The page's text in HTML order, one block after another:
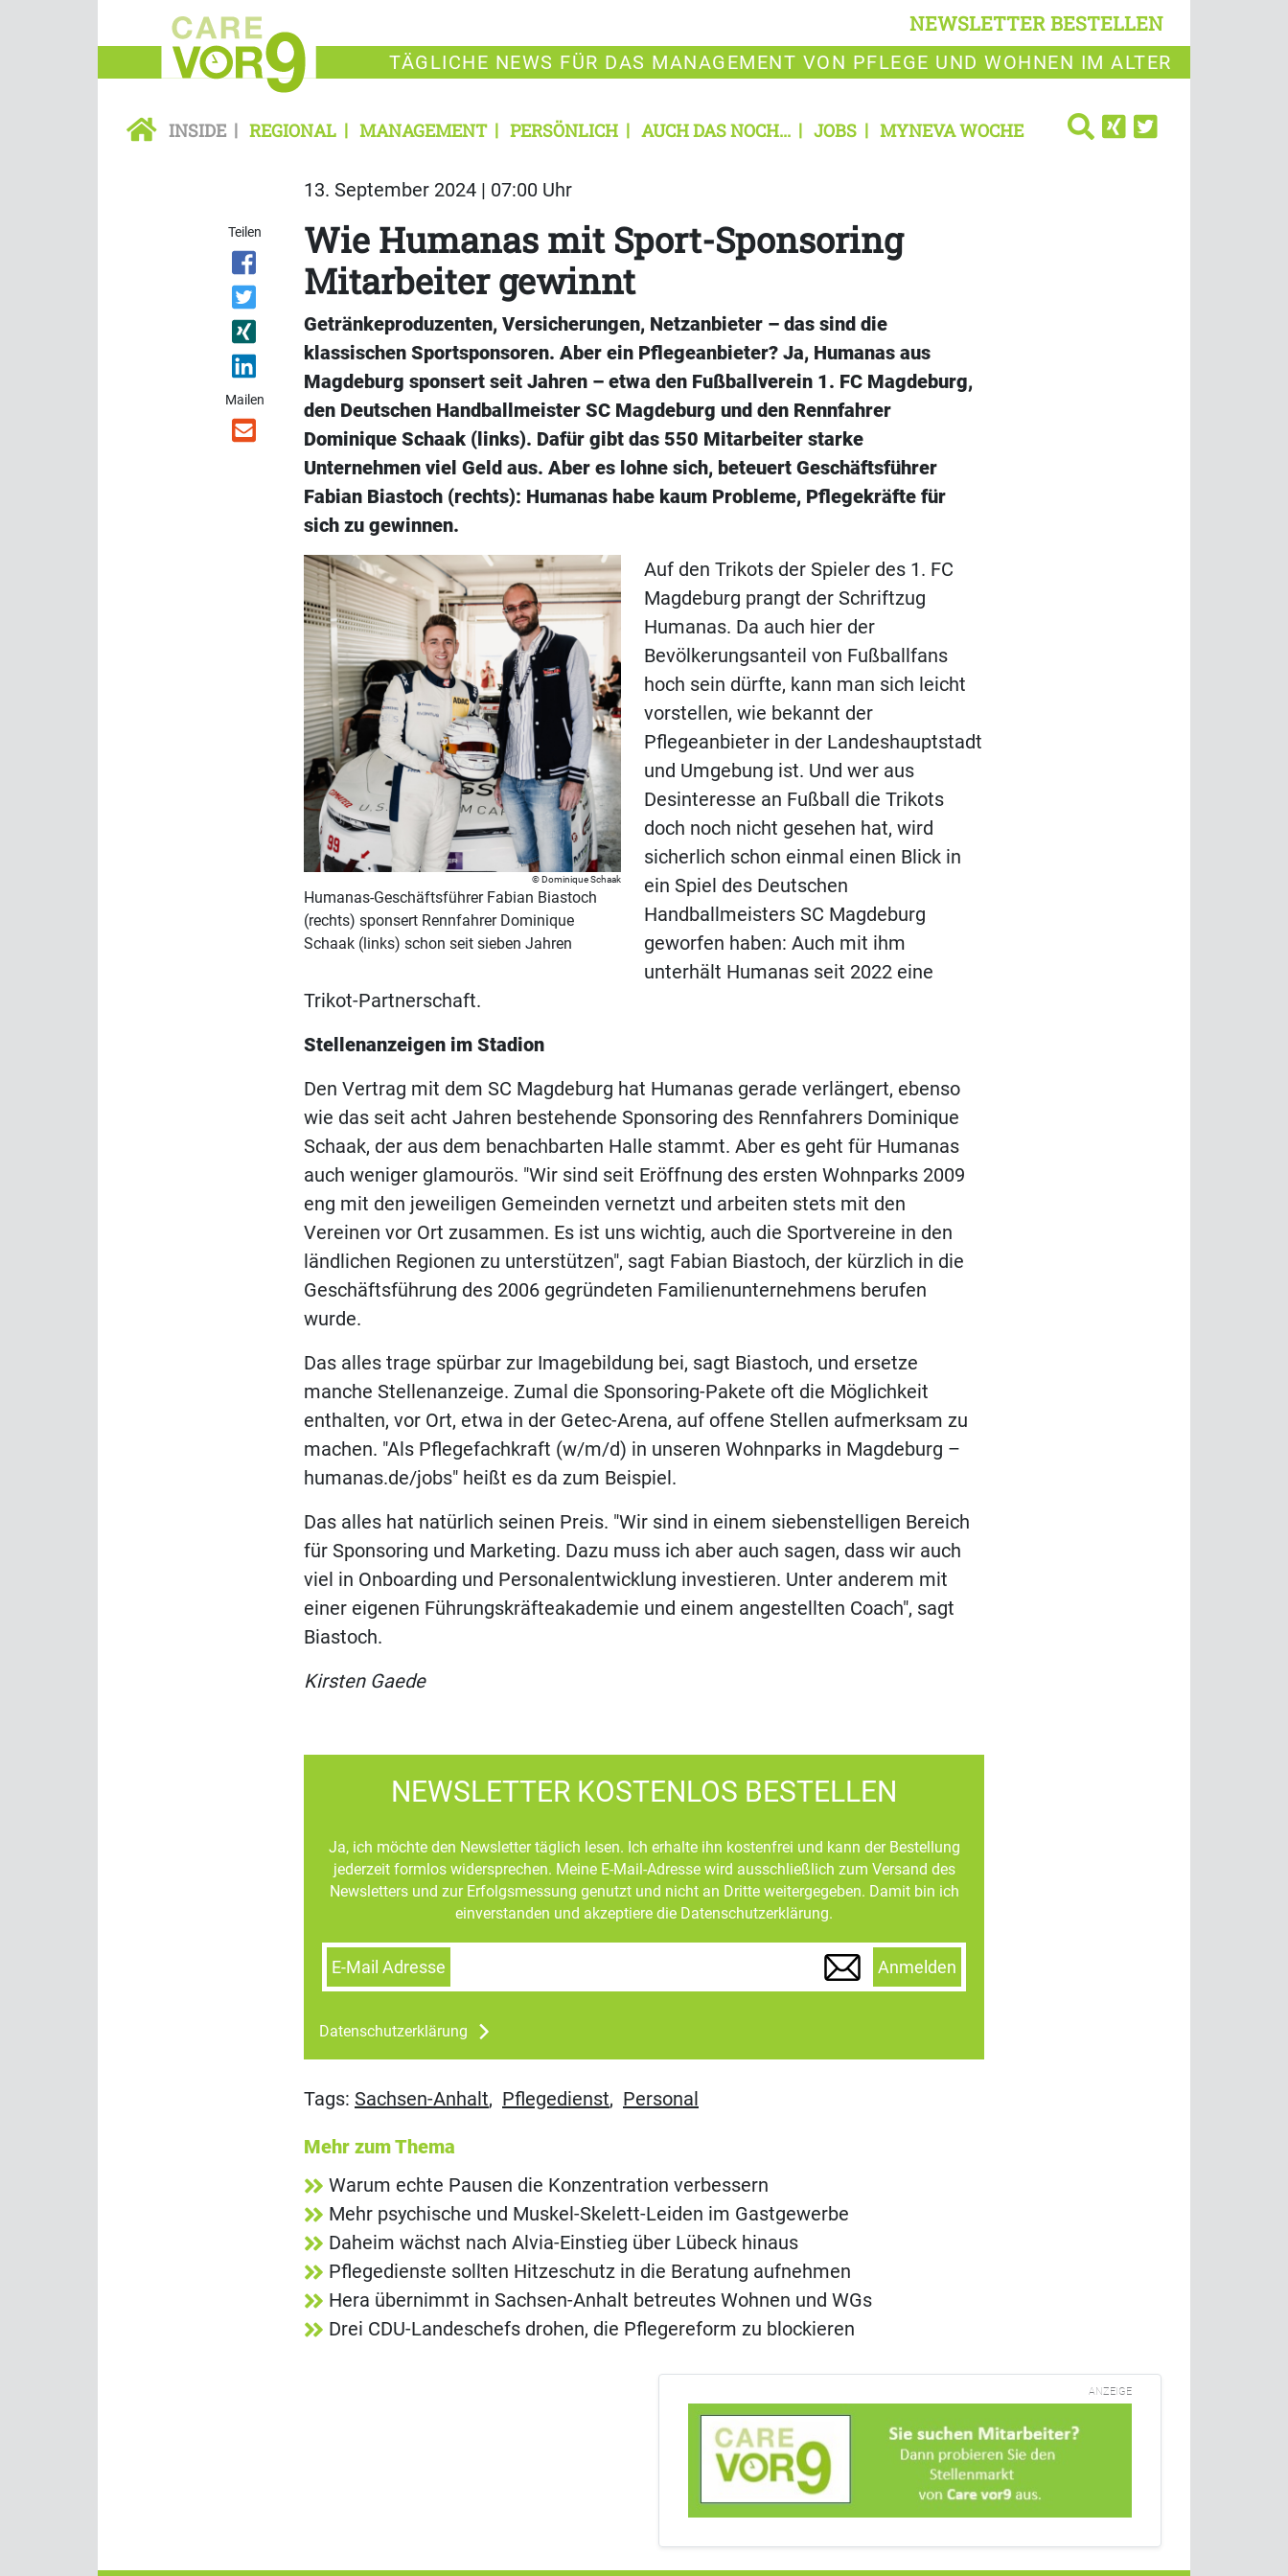
NEWSLETTER BESTELLEN
TÄGLICHE NEWS FÜR DAS MANAGEMENT VON PFLEGE UND WOHNEN IM ALTER
INSIDE REGIONAL MANAGEMENT PERSÖNLICH AUCH DAS NOCH... JOBS MYNEVA WOCHE
13. September 2024 | 07:00 Uhr
Teilen
Mailen
Wie Humanas mit Sport-Sponsoring
Mitarbeiter gewinnt
Getränkeproduzenten, Versicherungen, Netzanbieter – das sind die
klassischen Sportsponsoren. Aber ein Pflegeanbieter? Ja, Humanas aus
Magdeburg sponsert seit Jahren – etwa den Fußballverein 1. FC Magdeburg,
den Deutschen Handballmeister SC Magdeburg und den Rennfahrer
Dominique Schaak (links). Dafür gibt das 550 Mitarbeiter starke
Unternehmen viel Geld aus. Aber es lohne sich, beteuert Geschäftsführer
Fabian Biastoch (rechts): Humanas habe kaum Probleme, Pflegekräfte für
sich zu gewinnen.
Dominique Schaak
Humanas-Geschäftsführer Fabian Biastoch
(rechts) sponsert Rennfahrer Dominique
Schaak (links) schon seit sieben Jahren
Auf den Trikots der Spieler des 1. FC
Magdeburg prangt der Schriftzug
Humanas. Da auch hier der
Bevölkerungsanteil von Fußballfans
hoch sein dürfte, kann man sich leicht
vorstellen, wie bekannt der
Pflegeanbieter in der Landeshauptstadt
und Umgebung ist. Und wer aus
Desinteresse an Fußball die Trikots
doch noch nicht gesehen hat, wird
sicherlich schon einmal einen Blick in
ein Spiel des Deutschen
Handballmeisters SC Magdeburg
geworfen haben: Auch mit ihm
unterhält Humanas seit 2022 eine
Trikot-Partnerschaft.
Stellenanzeigen im Stadion
Den Vertrag mit dem SC Magdeburg hat Humanas gerade verlängert, ebenso
wie das seit acht Jahren bestehende Sponsoring des Rennfahrers Dominique
Schaak, der aus dem benachbarten Halle stammt. Aber es geht für Humanas
auch weniger glamourös. "Wir sind seit Eröffnung des ersten Wohnparks 2009
eng mit den jeweiligen Gemeinden vernetzt und arbeiten stets mit den
Vereinen vor Ort zusammen. Es ist uns wichtig, auch die Sportvereine in den
ländlichen Regionen zu unterstützen", sagt Fabian Biastoch, der kürzlich in die
Geschäftsführung des 2006 gegründeten Familienunternehmens berufen
wurde.
Das alles trage spürbar zur Imagebildung bei, sagt Biastoch, und ersetze
manche Stellenanzeige. Zumal die Sponsoring-Pakete oft die Möglichkeit
enthalten, vor Ort, etwa in der Getec-Arena, auf offene Stellen aufmerksam zu
machen. "Als Pflegefachkraft (w/m/d) in unseren Wohnparks in Magdeburg –
humanas.de/jobs" heißt es da zum Beispiel.
Das alles hat natürlich seinen Preis. "Wir sind in einem siebenstelligen Bereich
für Sponsoring und Marketing. Dazu muss ich aber auch sagen, dass wir auch
viel in Onboarding und Personalentwicklung investieren. Unter anderem mit
einer eigenen Führungskräfteakademie und einem angestellten Coach", sagt
Biastoch.
Kirsten Gaede
NEWSLETTER KOSTENLOS BESTELLEN
Ja, ich möchte den Newsletter täglich lesen. Ich erhalte ihn kostenfrei und kann der Bestellung
jederzeit formlos widersprechen. Meine E-Mail-Adresse wird ausschließlich zum Versand des
Newsletters und zur Erfolgsmessung genutzt und nicht an Dritte weitergegeben. Damit bin ich
einverstanden und akzeptiere die Datenschutzerklärung.
E-Mail Adresse Anmelden
Datenschutzerklärung
Tags: Sachsen-Anhalt, Pflegedienst, Personal
Mehr zum Thema
Warum echte Pausen die Konzentration verbessern
Mehr psychische und Muskel-Skelett-Leiden im Gastgewerbe
Daheim wächst nach Alvia-Einstieg über Lübeck hinaus
Pflegedienste sollten Hitzeschutz in die Beratung aufnehmen
Hera übernimmt in Sachsen-Anhalt betreutes Wohnen und WGs
Drei CDU-Landeschefs drohen, die Pflegereform zu blockieren
ANZEIGE